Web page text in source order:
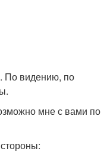
По видению, по
мне с вами по